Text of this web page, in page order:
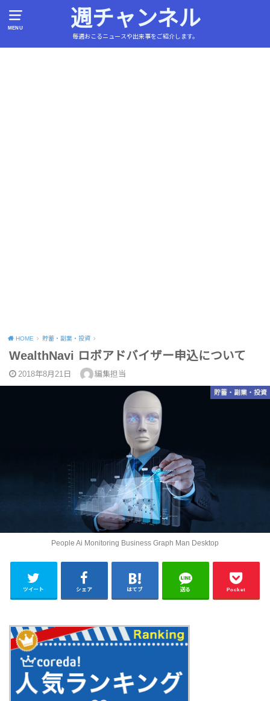
MENU 週チャンネル
毎週おこるニュースや出来事をご紹介します。
HOME 貯蓄・副業・投資
WealthNavi ロボアドバイザー申込について
2018年8月21日 編集担当
People Ai Monitoring Business Graph Man Desktop
貯蓄・副業・投資
ツイート シェア はてブ 送る Pocket